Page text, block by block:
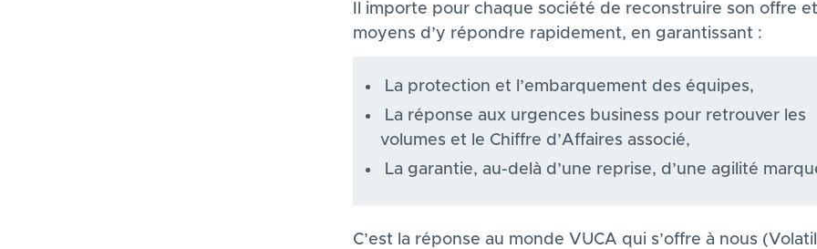
Il importe pour chaque société de reconstruire son offre
moyens d’y répondre rapidement, en garantissant :​
La protection et l’embarquement des équipes​,
La réponse aux urgences business pour retrouver les
volumes et le Chiffre d’Affaires associé​,
La garantie, au-delà d’une reprise, d’une agilité
C’est la réponse au monde VUCA qui s’offre à nous